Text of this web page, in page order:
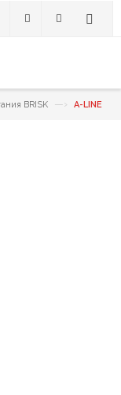
BRISK —› A-LINE